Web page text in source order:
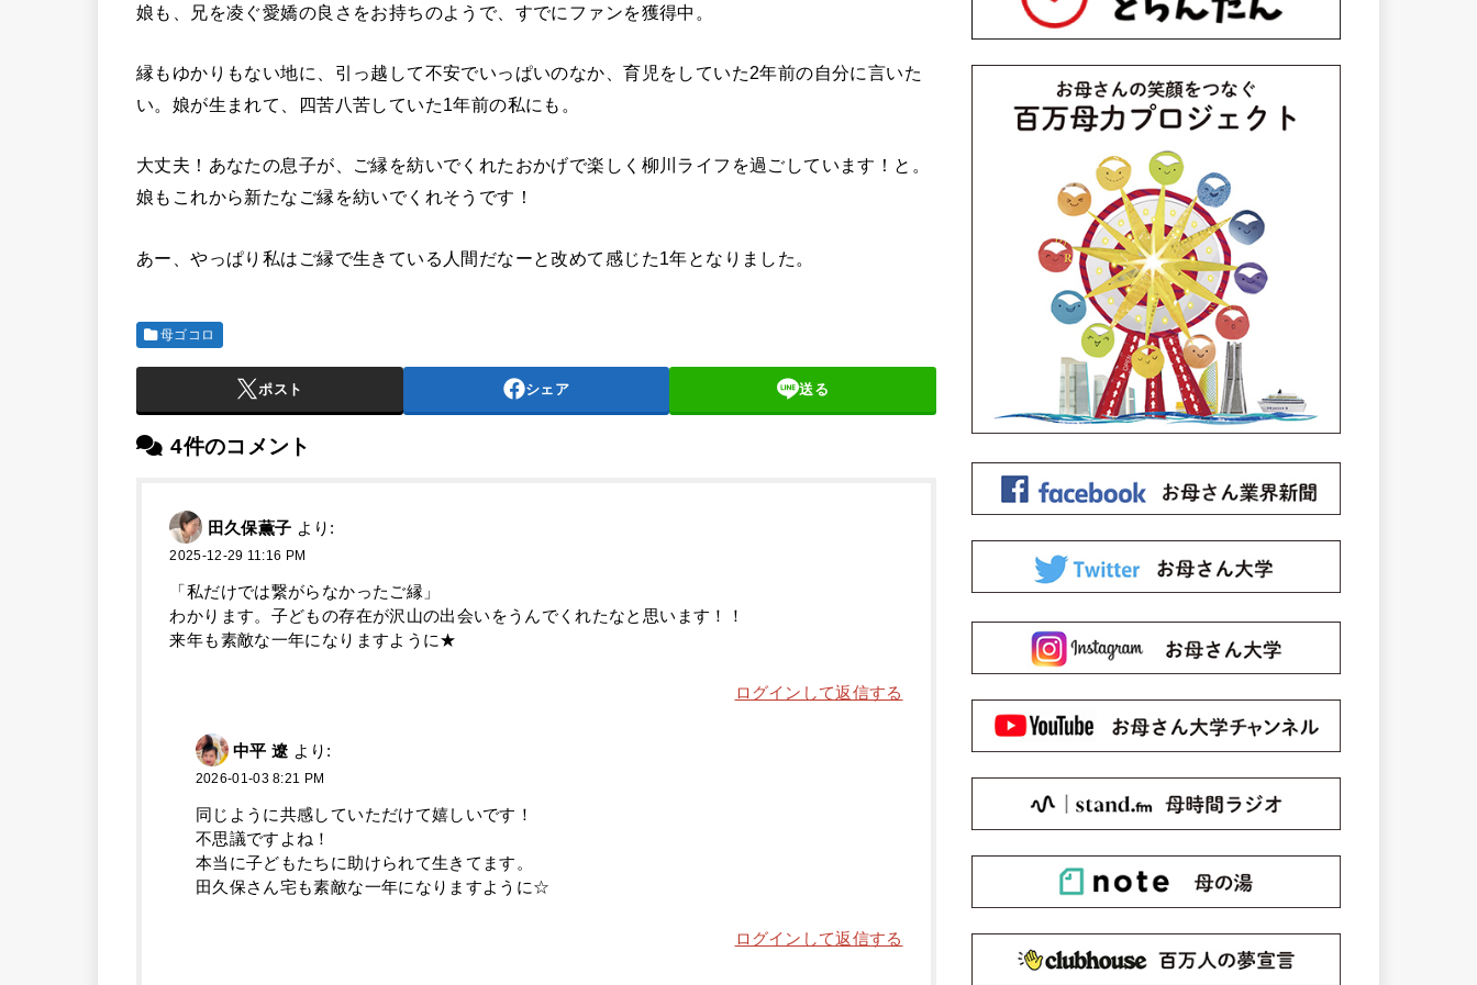
娘も、兄を凌ぐ愛嬌の良さをお持ちのようで、すでにファンを獲得中。
縁もゆかりもない地に、引っ越して不安でいっぱいのなか、育児をしていた2年前の自分に言いた
い。娘が生まれて、四苦八苦していた1年前の私にも。
大丈夫！あなたの息子が、ご縁を紡いでくれたおかげで楽しく柳川ライフを過ごしています！と。
娘もこれから新たなご縁を紡いでくれそうです！
あー、やっぱり私はご縁で生きている人間だなーと改めて感じた1年となりました。
母ゴコロ
ポスト シェア 送る
4件のコメント
田久保薫子 より:
2025-12-29 11:16 PM
「私だけでは繋がらなかったご縁」
わかります。子どもの存在が沢山の出会いをうんでくれたなと思います！！
来年も素敵な一年になりますように★
ログインして返信する
中平 遼 より:
2026-01-03 8:21 PM
同じように共感していただけて嬉しいです！
不思議ですよね！
本当に子どもたちに助けられて生きてます。
田久保さん宅も素敵な一年になりますように☆
ログインして返信する